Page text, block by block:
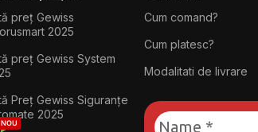
NOU
preț Gewiss
2025
preț Gewiss System
Preț Gewiss Siguranțe
2025
Cum comand?
Cum platesc?
Modalitati de livrare